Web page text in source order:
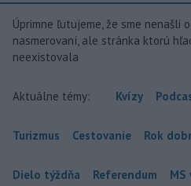
Úprimne ľutujeme, že sme nenašli
nasmerovaní, ale stránka ktorú
neexistovala
Aktuálne témy: Kvízy
Turizmus Cestovanie Rok
Dielo týždňa Referendum MS